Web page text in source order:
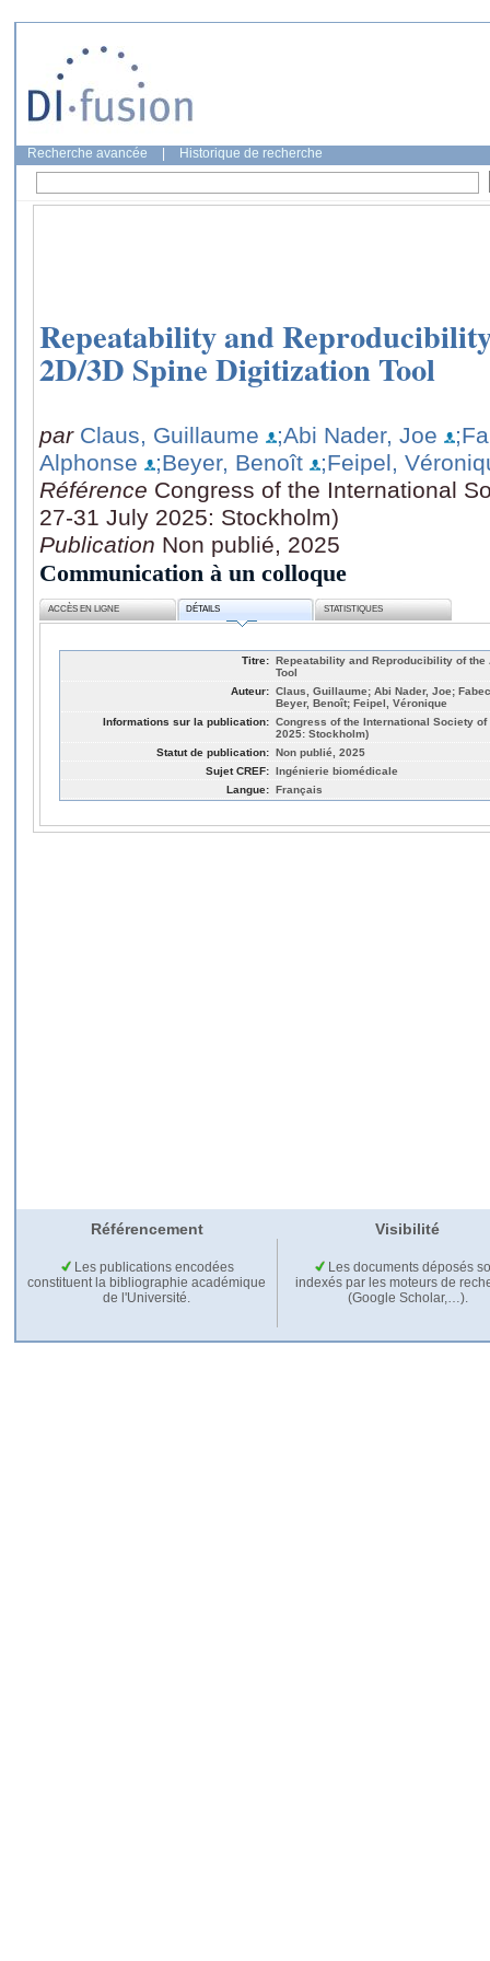
Recherche avancée Historique de recherche
Repeatability and
2D/3D Spine Digitization Tool
par Claus, Guillaume ;Abi Nader, Joe
Alphonse
;Beyer, Benoît
;Feipel,
Référence Congress of the International
27-31 July 2025: Stockholm)
Publication Non publié, 2025
Communication à un colloque
ACCÈS EN LIGNE DÉTAILS STATISTIQUES
Titre: Repeatability and Reproducibility of the
Tool
Auteur: Claus, Guillaume; Abi Nader, Joe;
Beyer, Benoît; Feipel, Véronique
Informations sur la publication: Congress of the International Society
2025: Stockholm)
Statut de publication: Non publié, 2025
Sujet CREF: Ingénierie biomédicale
Langue: Français
Référencement Visibilité
Les publications encodées
constituent la bibliographie académique
de l'Université.
Les documents déposés
indexés par les moteurs de
(Google Scholar,…).